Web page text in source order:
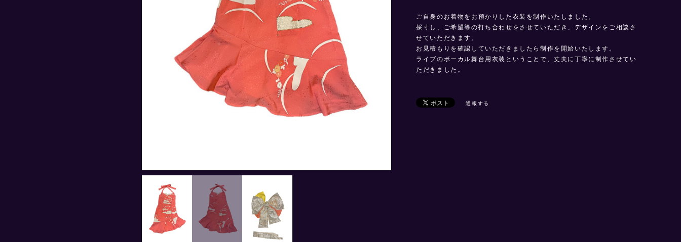
ご自身のお着物をお預かりした衣装を制作いたしました。
採寸し、ご希望等の打ち合わせをさせていただき、デザインをご相談さ
せていただきます。
お見積もりを確認していただきましたら制作を開始いたします。
ライブのボーカル舞台用衣装ということで、丈夫に丁寧に制作させてい
ただきました。
通報する